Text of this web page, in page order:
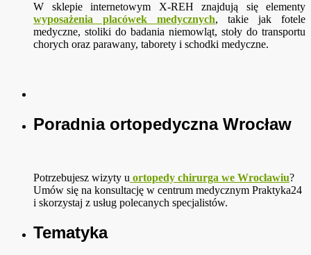
W sklepie internetowym X-REH znajdują się elementy
wyposażenia placówek medycznych, takie jak fotele
medyczne, stoliki do badania niemowląt, stoły do transportu
chorych oraz parawany, taborety i schodki medyczne.
Poradnia ortopedyczna Wrocław
Potrzebujesz wizyty u ortopedy chirurga we Wrocławiu?
Umów się na konsultację w centrum medycznym Praktyka24
i skorzystaj z usług polecanych specjalistów.
Tematyka